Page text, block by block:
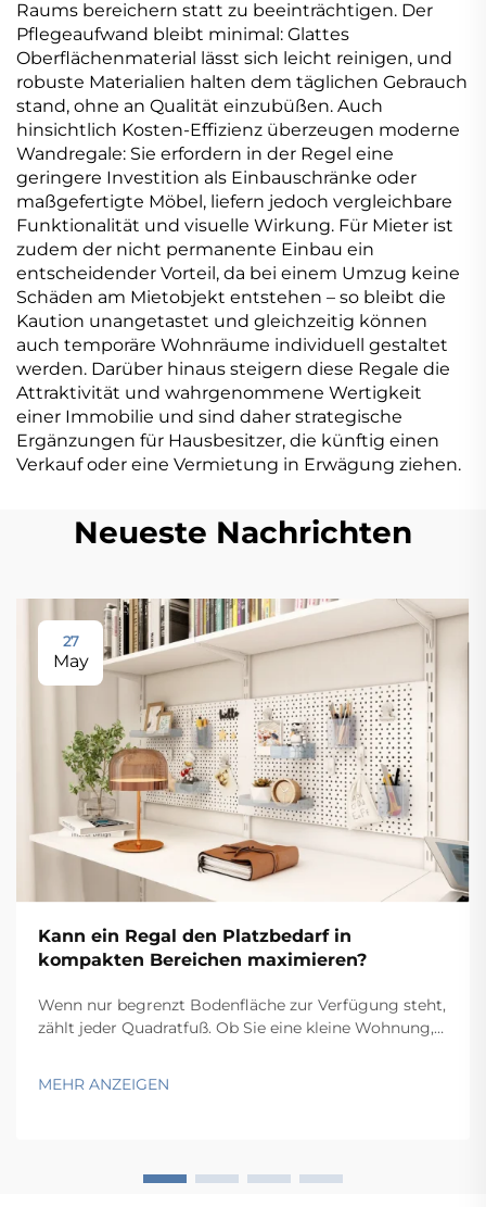
Raums bereichern statt zu beeinträchtigen. Der
Pflegeaufwand bleibt minimal: Glattes
Oberflächenmaterial lässt sich leicht reinigen, und
robuste Materialien halten dem täglichen Gebrauch
stand, ohne an Qualität einzubüßen. Auch
hinsichtlich Kosten-Effizienz überzeugen moderne
Wandregale: Sie erfordern in der Regel eine
geringere Investition als Einbauschränke oder
maßgefertigte Möbel, liefern jedoch vergleichbare
Funktionalität und visuelle Wirkung. Für Mieter ist
zudem der nicht permanente Einbau ein
entscheidender Vorteil, da bei einem Umzug keine
Schäden am Mietobjekt entstehen – so bleibt die
Kaution unangetastet und gleichzeitig können
auch temporäre Wohnräume individuell gestaltet
werden. Darüber hinaus steigern diese Regale die
Attraktivität und wahrgenommene Wertigkeit
einer Immobilie und sind daher strategische
Ergänzungen für Hausbesitzer, die künftig einen
Verkauf oder eine Vermietung in Erwägung ziehen.
Neueste Nachrichten
27
May
Kann ein Regal den Platzbedarf in
kompakten Bereichen maximieren?
Wenn nur begrenzt Bodenfläche zur Verfügung steht,
zählt jeder Quadratfuß. Ob Sie eine kleine Wohnung,
organisieren – die Herausforderung bleibt dieselbe:
MEHR ANZEIGEN